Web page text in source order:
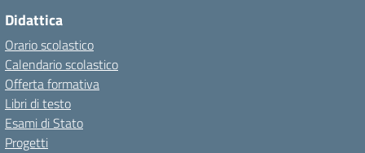
Didattica
Orario scolastico
Calendario scolastico
Offerta formativa
Libri di testo
Esami di Stato
Progetti